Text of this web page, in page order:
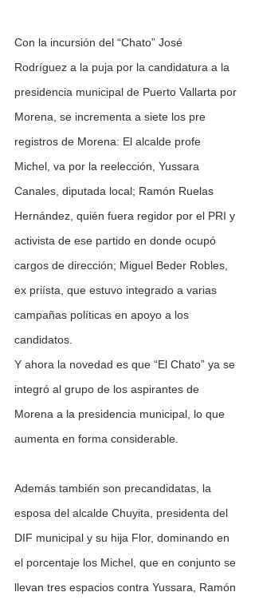
Con la incursión del “Chato” José
Rodríguez a la puja por la candidatura a la
presidencia municipal de Puerto Vallarta por
Morena, se incrementa a siete los pre
registros de Morena: El alcalde profe
Michel, va por la reelección, Yussara
Canales, diputada local; Ramón Ruelas
Hernández, quién fuera regidor por el PRI y
activista de ese partido en donde ocupó
cargos de dirección; Miguel Beder Robles,
ex priísta, que estuvo integrado a varias
campañas políticas en apoyo a los
candidatos.
Y ahora la novedad es que “El Chato” ya se
integró al grupo de los aspirantes de
Morena a la presidencia municipal, lo que
aumenta en forma considerable.
Además también son precandidatas, la
esposa del alcalde Chuyita, presidenta del
DIF municipal y su hija Flor, dominando en
el porcentaje los Michel, que en conjunto se
llevan tres espacios contra Yussara, Ramón